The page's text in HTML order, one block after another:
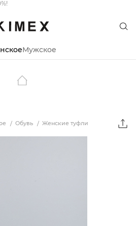
Мужское
Обувь Женские туфли